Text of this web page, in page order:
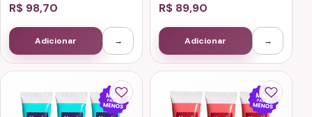
R$ 98,70
Adicionar →
R$ 89,90
Adicionar →